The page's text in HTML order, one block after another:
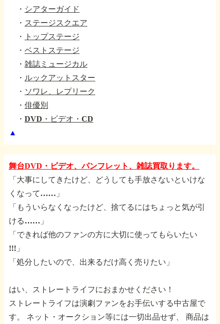
・ シアターガイド
・ ステージスクエア
・
トップステージ
・ ベストステージ
・ 雑誌ミュージカル
・ ルックアットスター
・ ソワレ、レプリーク
・ 俳優別
・ DVD・ビデオ・CD
▲
舞台DVD・ビデオ、パンフレット、雑誌買取ります。
「大事にしてきたけど、どうしても手放さないといけな
くなって……」
「もういらなくなったけど、捨てるにはちょっと気が引
ける……」
「できれば他のファンの方に大切に使ってもらいたい
!!!」
「処分したいので、出来るだけ高く売りたい」
はい、ストレートライフにおまかせください！
ストレートライフは演劇ファンをお手伝いする中古屋で
す。
ネット・オークション等には一切出品せず、
商品は